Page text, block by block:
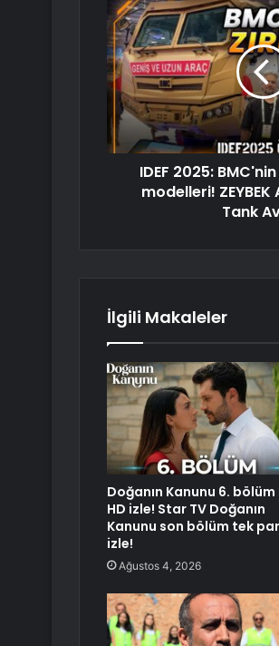
IDEF 2025:
modelleri! ZEYBEK
Tank
İlgili Makaleler
Doğanın Kanunu 6. bölüm
HD izle! Star TV Doğanın
Kanunu son bölüm tek
izle!
Ağustos 4, 2026